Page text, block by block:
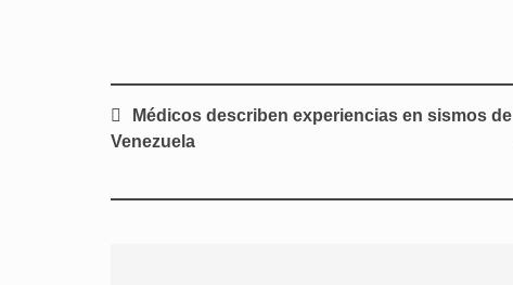
Navegación
de
Médicos describen experiencias en sismos de
Venezuela